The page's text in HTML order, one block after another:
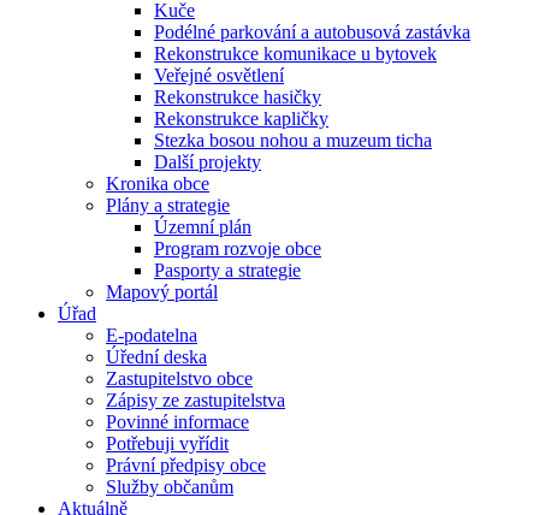
Kuče
Podélné parkování a autobusová zastávka
Rekonstrukce komunikace u bytovek
Veřejné osvětlení
Rekonstrukce hasičky
Rekonstrukce kapličky
Stezka bosou nohou a muzeum ticha
Další projekty
Kronika obce
Plány a strategie
Územní plán
Program rozvoje obce
Pasporty a strategie
Mapový portál
Úřad
E-podatelna
Úřední deska
Zastupitelstvo obce
Zápisy ze zastupitelstva
Povinné informace
Potřebuji vyřídit
Právní předpisy obce
Služby občanům
Aktuálně